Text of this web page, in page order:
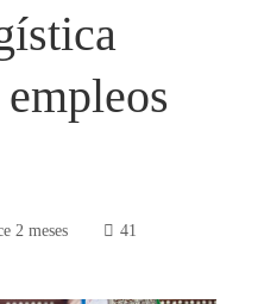
2 meses 41